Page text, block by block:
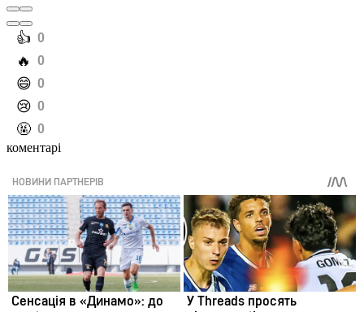
️👍 0
️🔥 0
️😄 0
️😢 0
️🤬 0
коментарі